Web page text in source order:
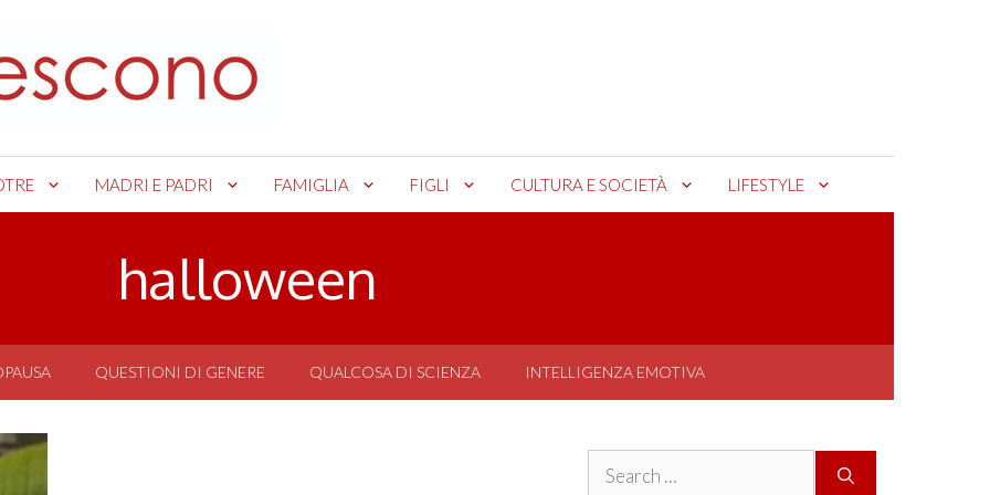
MADRI E PADRI FAMIGLIA FIGLI CULTURA E SOCIETÀ LIFESTYLE
halloween
QUESTIONI DI GENERE QUALCOSA DI SCIENZA INTELLIGENZA EMOTIVA
Search